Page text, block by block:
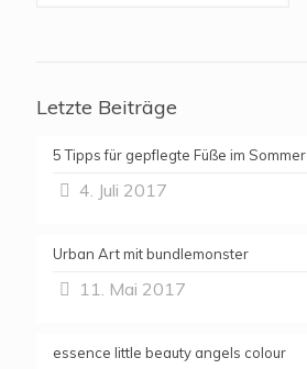
Letzte Beiträge
5 Tipps für gepflegte Füße im Sommer
4. Juli 2017
Urban Art mit bundlemonster
11. Mai 2017
essence little beauty angels colour